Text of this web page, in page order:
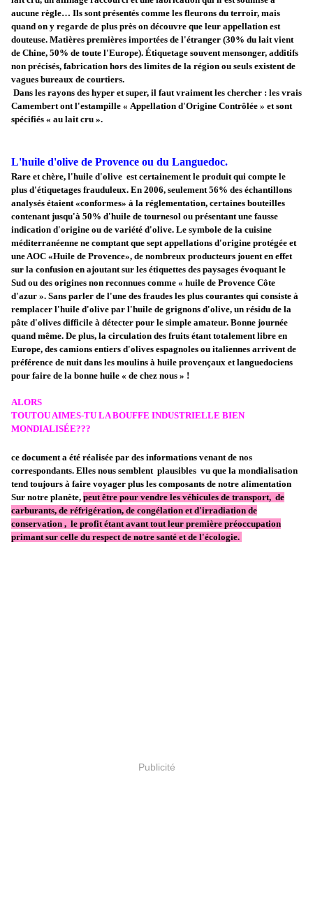
aucune règle… Ils sont présentés comme les fleurons du terroir, mais
quand on y regarde de plus près on découvre que leur appellation est
douteuse. Matières premières importées de l'étranger (30% du lait vient
de Chine, 50% de toute l'Europe). Étiquetage souvent mensonger, additifs
non précisés, fabrication hors des limites de la région ou seuls existent de
vagues bureaux de courtiers.
Dans les rayons des hyper et super, il faut vraiment les chercher : les vrais
Camembert ont l'estampille « Appellation d'Origine Contrôlée » et sont
spécifiés « au lait cru ».
L'huile d'olive de Provence ou du Languedoc.
Rare et chère, l'huile d'olive est certainement le produit qui compte le
plus d'étiquetages frauduleux. En 2006, seulement 56% des échantillons
analysés étaient «conformes» à la réglementation, certaines bouteilles
contenant jusqu'à 50% d'huile de tournesol ou présentant une fausse
indication d'origine ou de variété d'olive. Le symbole de la cuisine
méditerranéenne ne comptant que sept appellations d'origine protégée et
une AOC «Huile de Provence», de nombreux producteurs jouent en effet
sur la confusion en ajoutant sur les étiquettes des paysages évoquant le
Sud ou des origines non reconnues comme « huile de Provence Côte
d'azur ». Sans parler de l'une des fraudes les plus courantes qui consiste à
remplacer l'huile d'olive par l'huile de grignons d'olive, un résidu de la
pâte d'olives difficile à détecter pour le simple amateur. Bonne journée
quand même. De plus, la circulation des fruits étant totalement libre en
Europe, des camions entiers d'olives espagnoles ou italiennes arrivent de
préférence de nuit dans les moulins à huile provençaux et languedociens
pour faire de la bonne huile « de chez nous » !
ALORS
TOUTOU AIMES-TU LA BOUFFE INDUSTRIELLE BIEN
MONDIALISÉE???
ce document a été réalisée par des informations venant de nos
correspondants. Elles nous semblent plausibles vu que la mondialisation
tend toujours à faire voyager plus les composants de notre alimentation
Sur notre planète, peut être pour vendre les véhicules de transport, de
carburants, de réfrigération, de congélation et d'irradiation de
conservation , le profit étant avant tout leur première préoccupation
primant sur celle du respect de notre santé et de l'écologie.
Publicité